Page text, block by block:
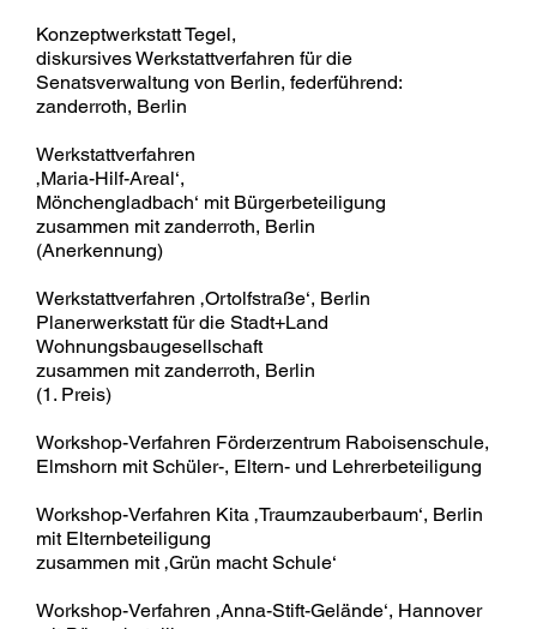
Konzeptwerkstatt Tegel,
diskursives Werkstattverfahren für die
Senatsverwaltung von Berlin, federführend:
zanderroth, Berlin
Werkstattverfahren
‚Maria-Hilf-Areal‘,
Mönchengladbach‘ mit Bürgerbeteiligung
zusammen mit zanderroth, Berlin
(Anerkennung)
Werkstattverfahren ‚Ortolfstraße‘, Berlin
Planerwerkstatt für die Stadt+Land
Wohnungsbaugesellschaft
zusammen mit zanderroth, Berlin
(1. Preis)
Workshop-Verfahren Förderzentrum Raboisenschule,
Elmshorn mit Schüler-, Eltern- und Lehrerbeteiligung
Workshop-Verfahren Kita ‚Traumzauberbaum‘, Berlin
mit Elternbeteiligung
zusammen mit ‚Grün macht Schule‘
Workshop-Verfahren ‚Anna-Stift-Gelände‘, Hannover